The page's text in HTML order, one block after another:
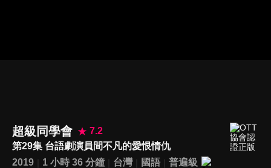
超級同學會
7.2
第29集 台語劇演員間不凡的愛恨情仇
2019
1 小時 36 分鐘 台灣 國語
普遍級